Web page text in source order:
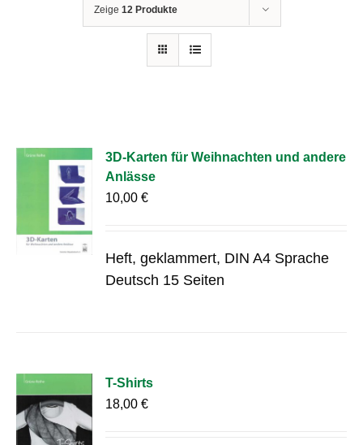
Zeige 12 Produkte
3D-Karten für Weihnachten und andere
Anlässe
10,00€
Heft, geklammert, DIN A4 Sprache
Deutsch 15 Seiten
T-Shirts
18,00€